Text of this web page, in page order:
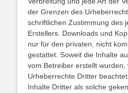
der Grenzen des
schriftlichen Zustimmung des
Erstellers. Downloads und
nur für den privaten, nicht
gestattet. Soweit die Inhalte
vom Betreiber erstellt wurden,
Urheberrechte Dritter
Inhalte Dritter als solche